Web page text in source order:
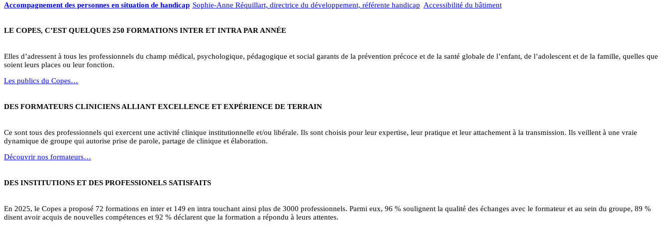
Accompagnement des personnes en situation de handicap Sophie-Anne Réquillart, directrice du développement, référente handicap Accessibilité du bâtiment
LE COPES, C’EST QUELQUES 250 FORMATIONS INTER ET INTRA PAR ANNÉE
Elles d’adressent à tous les professionnels du champ médical, psychologique, pédagogique et social garants de la prévention précoce et de la santé globale de l’enfant, de l’adolescent et de la famille, quelles que
soient leurs places ou leur fonction.
Les publics du Copes…
DES FORMATEURS CLINICIENS ALLIANT EXCELLENCE ET EXPÉRIENCE DE TERRAIN
Ce sont tous des professionnels qui exercent une activité clinique institutionnelle et/ou libérale. Ils sont choisis pour leur expertise, leur pratique et leur attachement à la transmission. Ils veillent à une vraie
dynamique de groupe qui autorise prise de parole, partage de clinique et élaboration.
Découvrir nos formateurs…
DES INSTITUTIONS ET DES PROFESSIONELS SATISFAITS
En 2025, le Copes a proposé 72 formations en inter et 149 en intra touchant ainsi plus de 3000 professionnels. Parmi eux, 96 % soulignent la qualité des échanges avec le formateur et au sein du groupe, 89 %
disent avoir acquis de nouvelles compétences et 92 % déclarent que la formation a répondu à leurs attentes.